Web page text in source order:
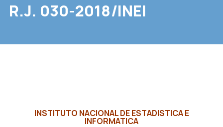
R.J. 030-2018/INEI
INSTITUTO NACIONAL DE ESTADISTICA E
INFORMATICA